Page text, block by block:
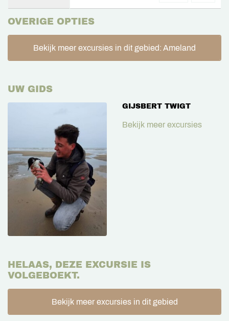
OVERIGE OPTIES
Bekijk meer excursies in dit gebied: Ameland
UW GIDS
GIJSBERT TWIGT
Bekijk meer excursies
HELAAS, DEZE EXCURSIE IS
VOLGEBOEKT.
Bekijk meer excursies in dit gebied